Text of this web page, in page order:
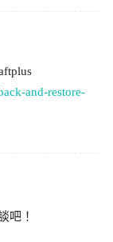
and-restore-
吧！